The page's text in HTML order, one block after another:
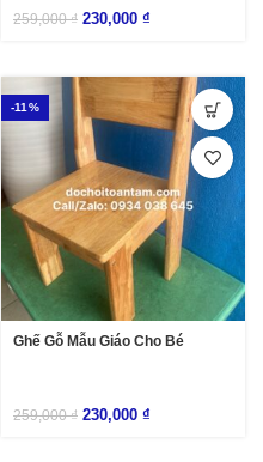
259,000₫ 230,000 ₫
-11%
Ghế Gỗ Mẫu Giáo Cho Bé
259,000₫ 230,000 ₫